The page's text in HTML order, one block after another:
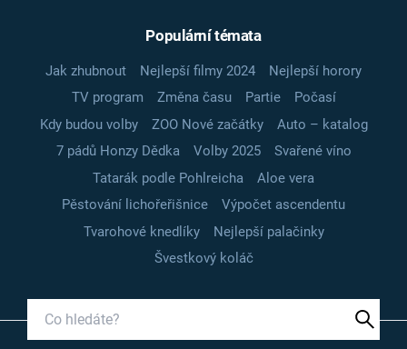
Populární témata
Jak zhubnout Nejlepší filmy 2024
Nejlepší horory
TV program
Změna času Partie
Počasí
Kdy budou volby
ZOO Nové začátky
Auto – katalog
7 pádů Honzy Dědka
Volby 2025
Svařené víno
Tatarák podle Pohlreicha
Aloe vera
Pěstování lichořeřišnice
Výpočet ascendentu
Tvarohové knedlíky
Nejlepší palačinky
Švestkový koláč